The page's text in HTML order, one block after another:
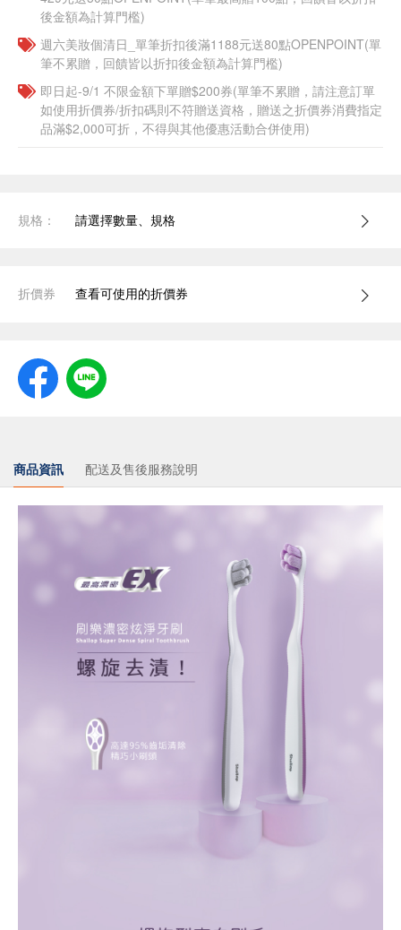
後金額為計算門檻)
週六美妝個清日_單筆折扣後滿1188元送80點OPENPOINT(單
筆不累贈，回饋皆以折扣後金額為計算門檻)
即日起-9/1 不限金額下單贈$200券(單筆不累贈，請注意訂單
如使用折價券/折扣碼則不符贈送資格，贈送之折價券消費指定
品滿$2,000可折，不得與其他優惠活動合併使用)
規格： 請選擇數量、規格
折價券 查看可使用的折價券
商品資訊 配送及售後服務說明